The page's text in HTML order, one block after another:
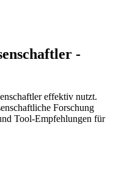
-
effektiv nutzt.
Forschung
Tool-Empfehlungen für